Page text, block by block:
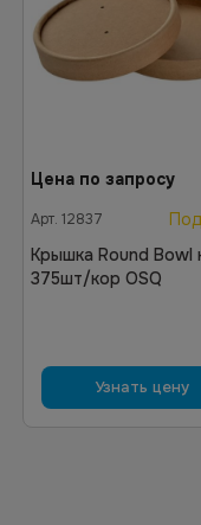
Цена по запросу
Арт. 12837
Крышка Round Bowl
375шт/кор OSQ
Узнать цену